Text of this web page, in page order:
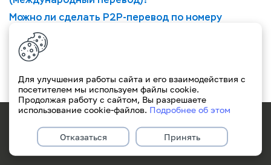
Можно ли сделать P2P-перевод по номеру
Каковы лимиты и ограничения на переводы с
карты на карту?
Какая комиссия взимается за P2P-переводы?
+375(29)311-49-49
Заказать звонок Задать вопрос
Для улучшения работы сайта и его взаимодействия с
посетителем мы используем файлы cookie.
Продолжая работу с сайтом, Вы разрешаете
использование cookie-файлов. Подробнее об этом
Отказаться Принять